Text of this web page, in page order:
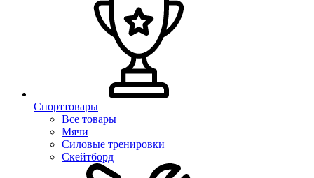
Спорттовары
Все товары
Мячи
Силовые тренировки
Скейтборд